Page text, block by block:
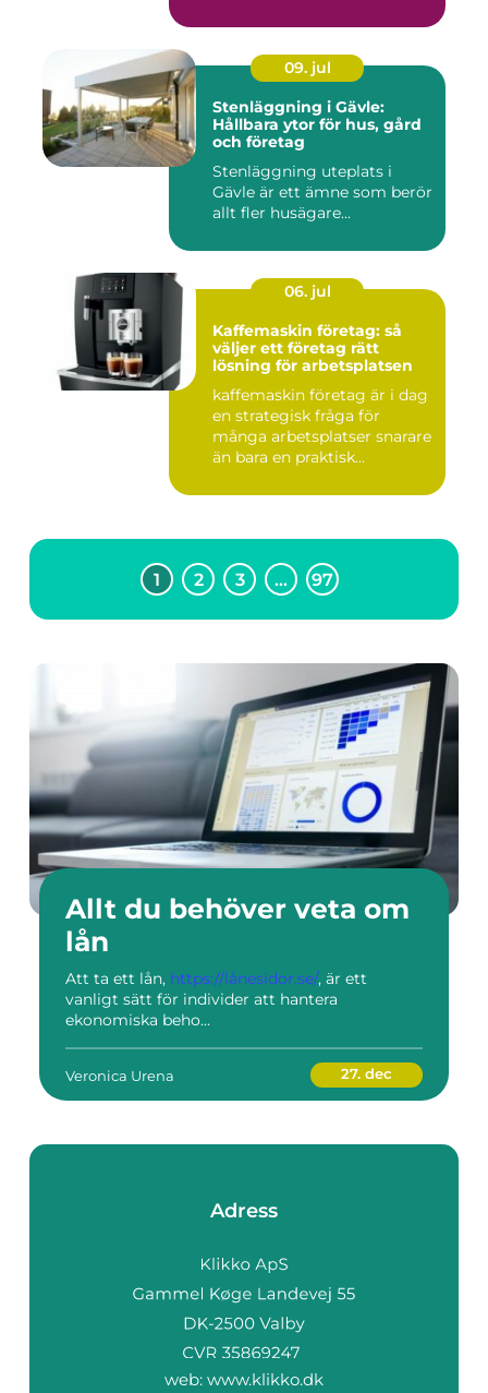
09. jul
Stenläggning i Gävle:
Hållbara ytor för hus, gård
och företag
Stenläggning uteplats i
Gävle är ett ämne som berör
allt fler husägare...
06. jul
Kaffemaskin företag: så
väljer ett företag rätt
lösning för arbetsplatsen
kaffemaskin företag är i dag
en strategisk fråga för
många arbetsplatser snarare
än bara en praktisk...
1 2 3 … 97
Allt du behöver veta om
lån
Att ta ett lån, https://lånesidor.se/, är ett
vanligt sätt för individer att hantera
ekonomiska beho...
Veronica Urena 27. dec
Adress
web: www.klikko.dk